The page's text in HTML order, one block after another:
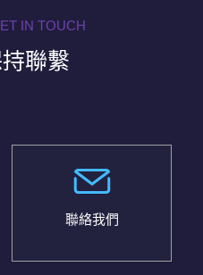
IN TOUCH
聯繫
聯絡我們